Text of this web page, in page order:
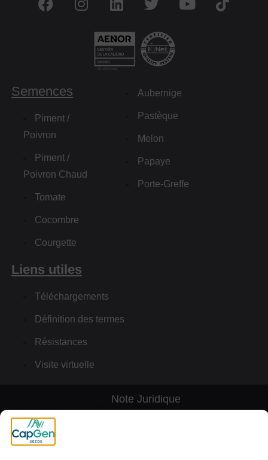
Semences
Piment /
Poivron
Piment /
Poivron Chaud
Tomate
Cocombre
Courgette
Aubernige
Pastèque
Melon
Papaye
Porte-Greffe
Liens utiles
Téléchargements
Définition des termes
Résistances
Visite virtuelle
Note Juridique